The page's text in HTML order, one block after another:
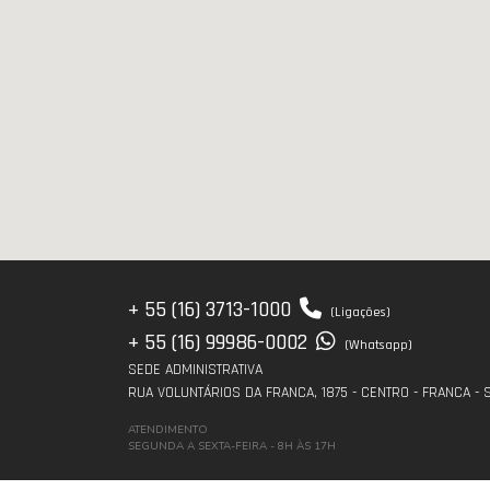
+ 55 (16) 3713-1000 (Ligações)
+ 55 (16) 99986-0002 (Whatsapp)
SEDE ADMINISTRATIVA
RUA VOLUNTÁRIOS DA FRANCA, 1875 - CENTRO -
ATENDIMENTO
SEGUNDA A SEXTA-FEIRA - 8H ÀS 17H